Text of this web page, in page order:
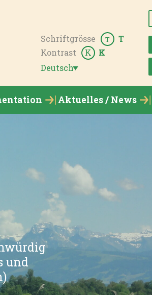
Deutsch
Kontrast K K
Schriftgrösse T T
Aktuelles / News
und